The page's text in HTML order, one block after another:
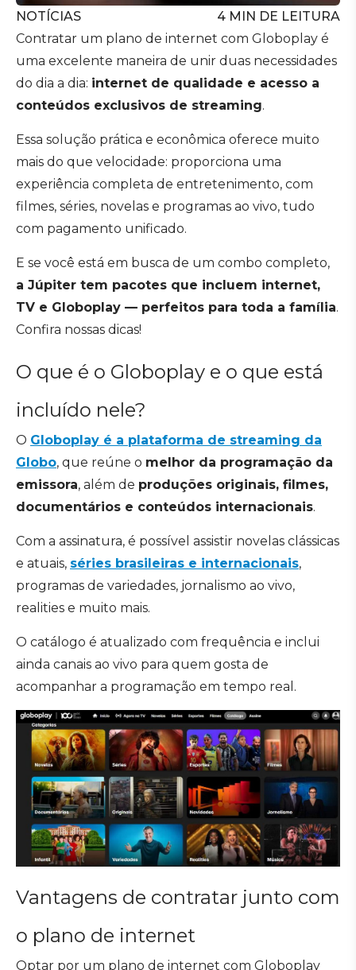
NOTÍCIAS 4 MIN DE LEITURA
Contratar um plano de internet com Globoplay é
uma excelente maneira de unir duas necessidades
do dia a dia: internet de qualidade e acesso a
conteúdos exclusivos de streaming.
Essa solução prática e econômica oferece muito
mais do que velocidade: proporciona uma
experiência completa de entretenimento, com
filmes, séries, novelas e programas ao vivo, tudo
com pagamento unificado.
E se você está em busca de um combo completo,
a Júpiter tem pacotes que incluem internet,
TV e Globoplay — perfeitos para toda a família.
Confira nossas dicas!
O que é o Globoplay e o que está
incluído nele?
O Globoplay é a plataforma de streaming da
Globo, que reúne o melhor da programação da
emissora, além de produções originais, filmes,
documentários e conteúdos internacionais.
Com a assinatura, é possível assistir novelas clássicas
e atuais, séries brasileiras e internacionais,
programas de variedades, jornalismo ao vivo,
realities e muito mais.
O catálogo é atualizado com frequência e inclui
ainda canais ao vivo para quem gosta de
acompanhar a programação em tempo real.
Vantagens de contratar junto com
o plano de internet
Optar por um plano de internet com Globoplay